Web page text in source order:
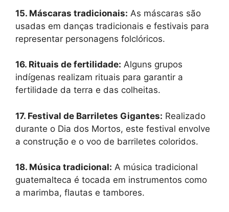
15. Máscaras tradicionais: As máscaras são
usadas em danças tradicionais e festivais para
representar personagens folclóricos.
16. Rituais de fertilidade: Alguns grupos
indígenas realizam rituais para garantir a
fertilidade da terra e das colheitas.
17. Festival de Barriletes Gigantes: Realizado
durante o Dia dos Mortos, este festival envolve
a construção e o voo de barriletes coloridos.
18. Música tradicional: A música tradicional
guatemalteca é tocada em instrumentos como
a marimba, flautas e tambores.